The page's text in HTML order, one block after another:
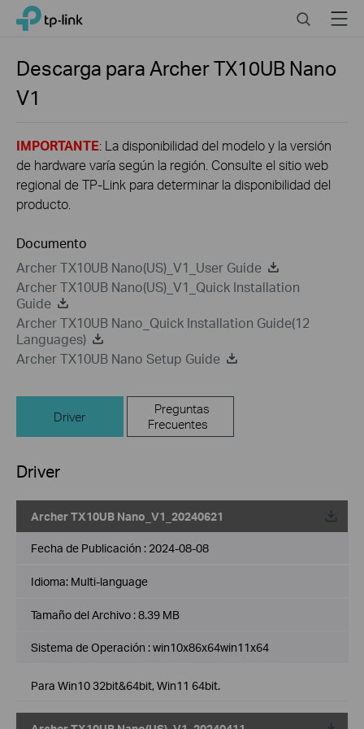
Click
navigation
TP-Link, Reliably Smart SearchMenu
Descarga paraArcher TX10UB Nano
V1
IMPORTANTE: La disponibilidad del modelo y la versión
de hardware varía según la región. Consulte el sitio web
regional de TP-Link para determinar la disponibilidad del
producto.
Documento
Archer TX10UB Nano(US)_V1_User Guide
Archer TX10UB Nano(US)_V1_Quick Installation
Guide
Archer TX10UB Nano_Quick Installation Guide(12
Languages)
Archer TX10UB Nano Setup Guide
Driver
Preguntas
Frecuentes
Driver
Archer TX10UB Nano_V1_20240621
Fecha de Publicación : 2024-08-08
Idioma: Multi-language
Tamaño del Archivo :8.39 MB
Sistema de Operación : win10x86x64win11x64
Para Win10 32bit&64bit, Win11 64bit.